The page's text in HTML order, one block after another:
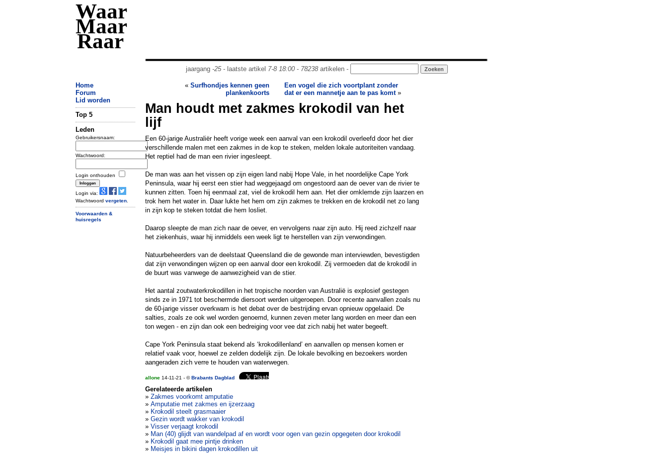
Waar
Maar
Raar
jaargang -25- laatste artikel 7-8 18:00- 78238artikelen -
Home
Forum
Lid worden
Top 5
Leden
Gebruikersnaam:
Wachtwoord:
Login onthouden
Login via:
Wachtwoord vergeten
Voorwaarden &
huisregels
« Surfhondjes kennen geen
plankenkoorts
Een vogel die zich voortplant zonder
dat er een mannetje aan te pas komt»
Man houdt met zakmes krokodil van het
lijf
Een 60-jarige Australiër heeft vorige week een aanval van een krokodil overleefd door het dier
verschillende malen met een zakmes in de kop te steken, melden lokale autoriteiten vandaag.
Het reptiel had de man een rivier ingesleept.
De man was aan het vissen op zijn eigen land nabij Hope Vale, in het noordelijke Cape York
Peninsula, waar hij eerst een stier had weggejaagd om ongestoord aan de oever van de rivier te
kunnen zitten. Toen hij eenmaal zat, viel de krokodil hem aan. Het dier omklemde zijn laarzen en
trok hem het water in. Daar lukte het hem om zijn zakmes te trekken en de krokodil net zo lang
in zijn kop te steken totdat die hem losliet.
Daarop sleepte de man zich naar de oever, en vervolgens naar zijn auto. Hij reed zichzelf naar
het ziekenhuis, waar hij inmiddels een week ligt te herstellen van zijn verwondingen.
Natuurbeheerders van de deelstaat Queensland die de gewonde man interviewden, bevestigden
dat zijn verwondingen wijzen op een aanval door een krokodil. Zij vermoeden dat de krokodil in
de buurt was vanwege de aanwezigheid van de stier.
Het aantal zoutwaterkrokodillen in het tropische noorden van Australië is explosief gestegen
sinds ze in 1971 tot beschermde diersoort werden uitgeroepen. Door recente aanvallen zoals nu
de 60-jarige visser overkwam is het debat over de bestrijding ervan opnieuw opgelaaid. De
salties, zoals ze ook wel worden genoemd, kunnen zeven meter lang worden en meer dan een
ton wegen - en zijn dan ook een bedreiging voor vee dat zich nabij het water begeeft.
Cape York Peninsula staat bekend als ‘krokodillenland’ en aanvallen op mensen komen er
relatief vaak voor, hoewel ze zelden dodelijk zijn. De lokale bevolking en bezoekers worden
aangeraden zich verre te houden van waterwegen.
allone 14-11-21 - ©Brabants Dagblad
Gerelateerde artikelen
» Zakmes voorkomt amputatie
» Amputatie met zakmes en ijzerzaag
» Krokodil steelt grasmaaier
» Gezin wordt wakker van krokodil
» Visser verjaagt krokodil
» Man (40) glijdt van wandelpad af en wordt voor ogen van gezin opgegeten door krokodil
» Krokodil gaat mee pintje drinken
» Meisjes in bikini dagen krokodillen uit